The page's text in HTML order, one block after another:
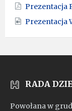
Prezentacja
Prezentacja
RADA
Powołana w